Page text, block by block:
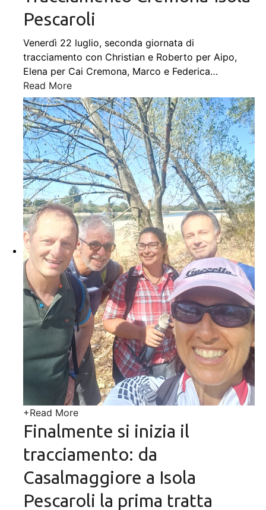
Pescaroli
Venerdì 22 luglio, seconda giornata di
tracciamento con Christian e Roberto per Aipo,
Elena per Cai Cremona, Marco e Federica…
Read More
+Read More
Finalmente si inizia il
tracciamento: da
Casalmaggiore a Isola
Pescaroli la prima tratta